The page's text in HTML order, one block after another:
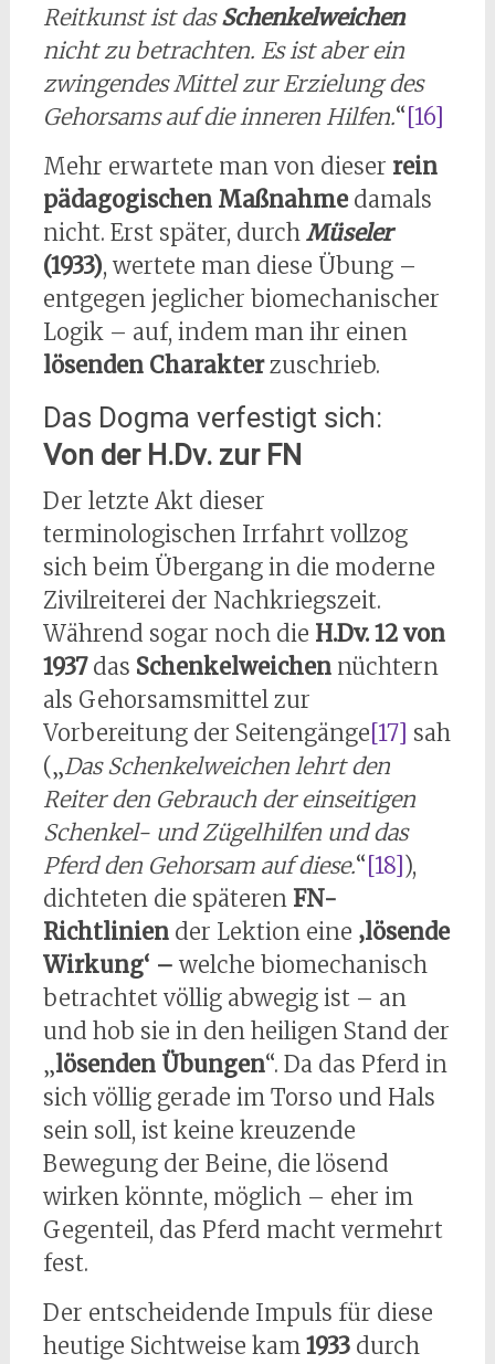
Reitkunst ist dasSchenkelweichen
nicht zu betrachten. Es ist aber ein
zwingendes Mittel zur Erzielung des
Gehorsams auf die inneren Hilfen.“[16]
Mehr erwartete man von dieser rein
pädagogischen Maßnahmedamals
nicht. Erst später, durch Müseler
(1933), wertete man diese Übung –
entgegen jeglicher biomechanischer
Logik – auf, indem man ihr einen
lösenden Charakterzuschrieb.
Das Dogma verfestigt sich:
Von der H.Dv. zur FN
Der letzte Akt dieser
terminologischen Irrfahrt vollzog
sich beim Übergang in die moderne
Zivilreiterei der Nachkriegszeit.
Während sogar noch die H.Dv. 12 von
1937das Schenkelweichen nüchtern
als Gehorsamsmittel zur
Vorbereitung der Seitengänge[17] sah
(„Das Schenkelweichen lehrt den
Reiter den Gebrauch der einseitigen
Schenkel- und Zügelhilfen und das
Pferd den Gehorsam auf diese.“[18]),
dichteten die späteren FN-
Richtliniender Lektion eine ‚lösende
Wirkung‘ – welche biomechanisch
betrachtet völlig abwegig ist – an
und hob sie in den heiligen Stand der
„lösenden Übungen“. Da das Pferd in
sich völlig gerade im Torso und Hals
sein soll, ist keine kreuzende
Bewegung der Beine, die lösend
wirken könnte, möglich – eher im
Gegenteil, das Pferd macht vermehrt
fest.
Der entscheidende Impuls für diese
heutige Sichtweise kam 1933durch